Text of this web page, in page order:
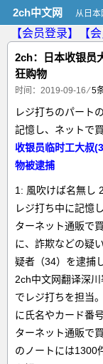
2ch中文网 从日本
【会员登录】 【
2ch：日本收银员
狂购物
时间：2019-09-16 ⁄5
レジ打ちのパート
記憶し、ネットで
收银员临时工大叔
物被逮捕
1: 風吹けば名無し
レジ打ち中に記憶
ターネット通販で
に、詐欺などの疑
疑者（34）を逮捕
2ch中文网翻译深
でレジ打ちを担当
に氏名やカード番
ターネット通販で
のノートには1300